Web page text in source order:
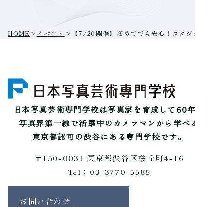
HOME > イベント > 【7/20開催】初めてでも安心！スタジオ撮影
日本写真芸術専門学校は写真家を育成して60年。
写真界第一線で活躍中のカメラマンから学べる
東京都認可の渋谷にある専門学校です。
〒150-0031 東京都渋谷区桜丘町4-16
Tel：03-3770-5585
お問い合わせ